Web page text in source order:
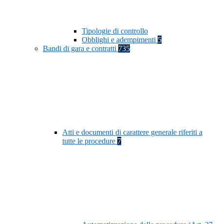
Tipologie di controllo
Obblighi e adempimenti 5
Bandi di gara e contratti 735
Atti e documenti di carattere generale riferiti a
tutte le procedure 7